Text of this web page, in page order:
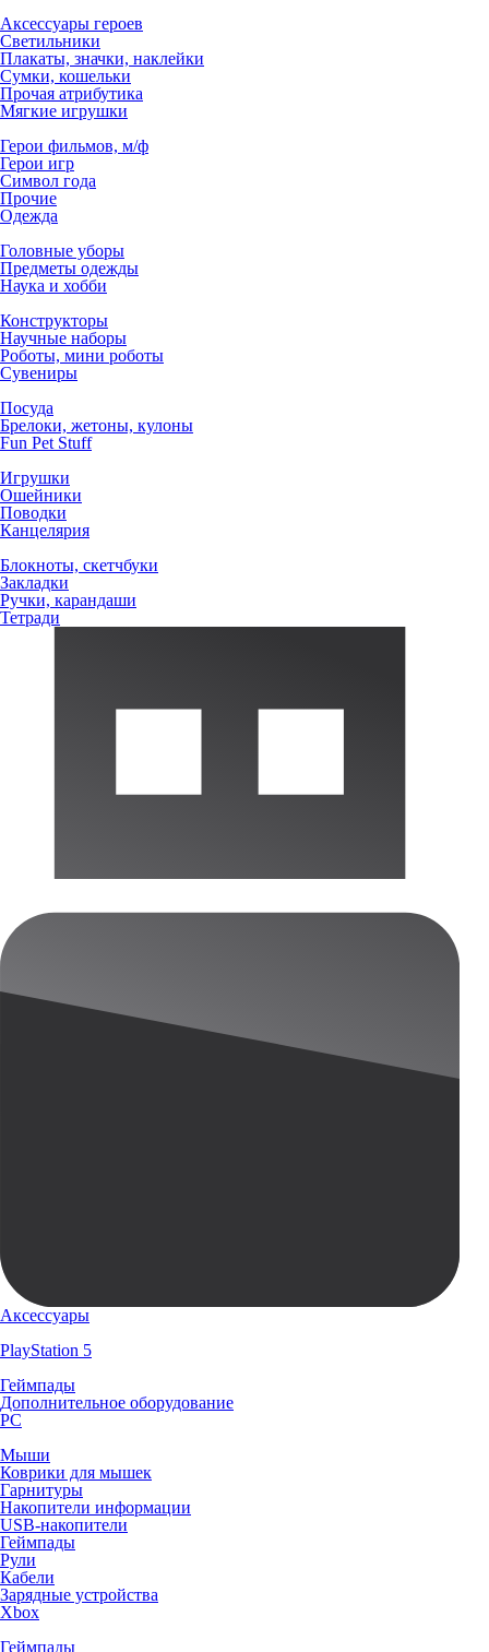
Аксессуары героев
Светильники
Плакаты, значки, наклейки
Сумки, кошельки
Прочая атрибутика
Мягкие игрушки
Герои фильмов, м/ф
Герои игр
Символ года
Прочие
Одежда
Головные уборы
Предметы одежды
Наука и хобби
Конструкторы
Научные наборы
Роботы, мини роботы
Сувениры
Посуда
Брелоки, жетоны, кулоны
Fun Pet Stuff
Игрушки
Ошейники
Поводки
Канцелярия
Блокноты, скетчбуки
Закладки
Ручки, карандаши
Тетради
Аксессуары
PlayStation 5
Геймпады
Дополнительное оборудование
PC
Мыши
Коврики для мышек
Гарнитуры
Накопители информации
USB-накопители
Геймпады
Рули
Кабели
Зарядные устройства
Xbox
Геймпады